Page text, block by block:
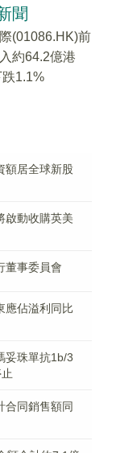
聞
(01086.HK)前
約64.2億港
1.1%
額居全球新股
啟動收購英美
董事委員會
應佔溢利同比
妥珠單抗1b/3
合同銷售額同